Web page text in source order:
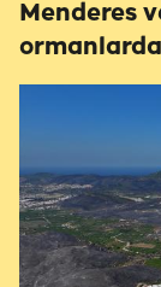
Menderes